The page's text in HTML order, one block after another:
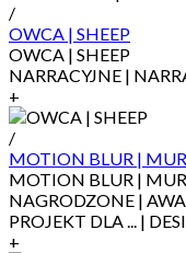
/
OWCA | SHEEP
OWCA | SHEEP
NARRACYJNE |
+
/
MOTION BLUR |
MOTION BLUR |
NAGRODZONE |
PROJEKT DLA ... |
+